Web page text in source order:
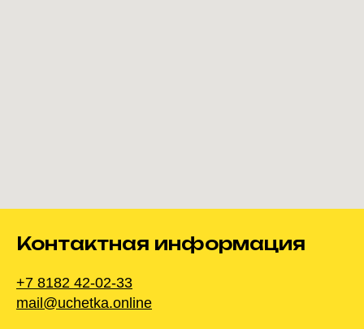
Контактная информация
+7 8182 42-02-33
mail@uchetka.online